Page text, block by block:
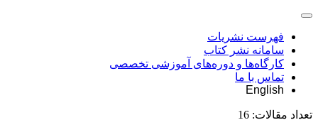
فهرست نشریات
سامانه نشر کتاب
کارگاه‌ها و دوره‌های آموزشی تخصصی
تماس با ما
English
تعداد مقالات: 16